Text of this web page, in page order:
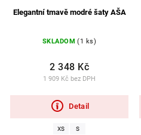
Elegantní tmavě modré šaty AŠA
SKLADOM (1 ks)
1 909 Kč bez DPH
2 348 Kč
Detail
XS S